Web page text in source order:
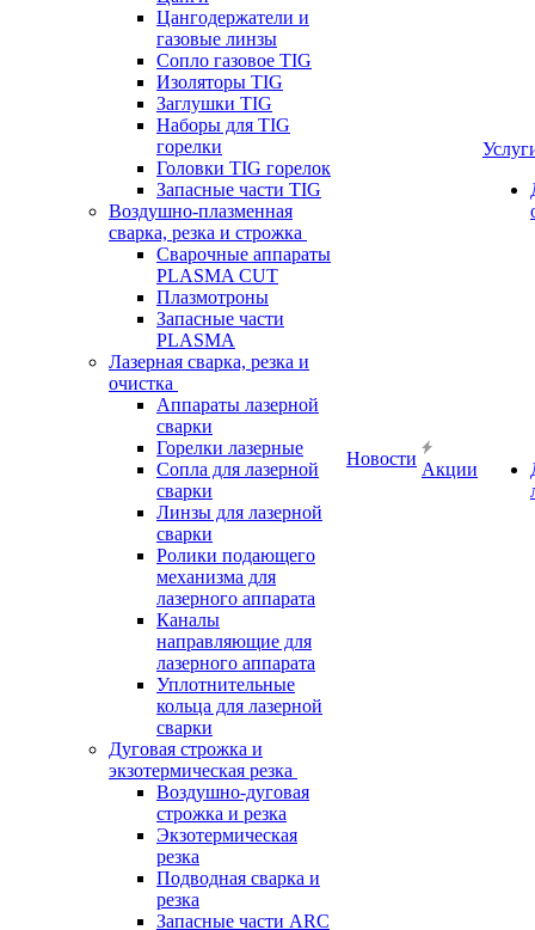
Цангодержатели и
газовые линзы
Сопло газовое TIG
Изоляторы TIG
Заглушки TIG
Наборы для TIG
горелки
Головки TIG горелок
Запасные части TIG
Воздушно-плазменная
сварка, резка и строжка
Сварочные аппараты
PLASMA CUT
Плазмотроны
Запасные части
PLASMA
Лазерная сварка, резка и
очистка
Аппараты лазерной
сварки
Горелки лазерные
Сопла для лазерной
сварки
Линзы для лазерной
сварки
Ролики подающего
механизма для
лазерного аппарата
Каналы
направляющие для
лазерного аппарата
Уплотнительные
кольца для лазерной
сварки
Дуговая строжка и
экзотермическая резка
Воздушно-дуговая
строжка и резка
Экзотермическая
резка
Подводная сварка и
резка
Запасные части ARC
Новости
Акции